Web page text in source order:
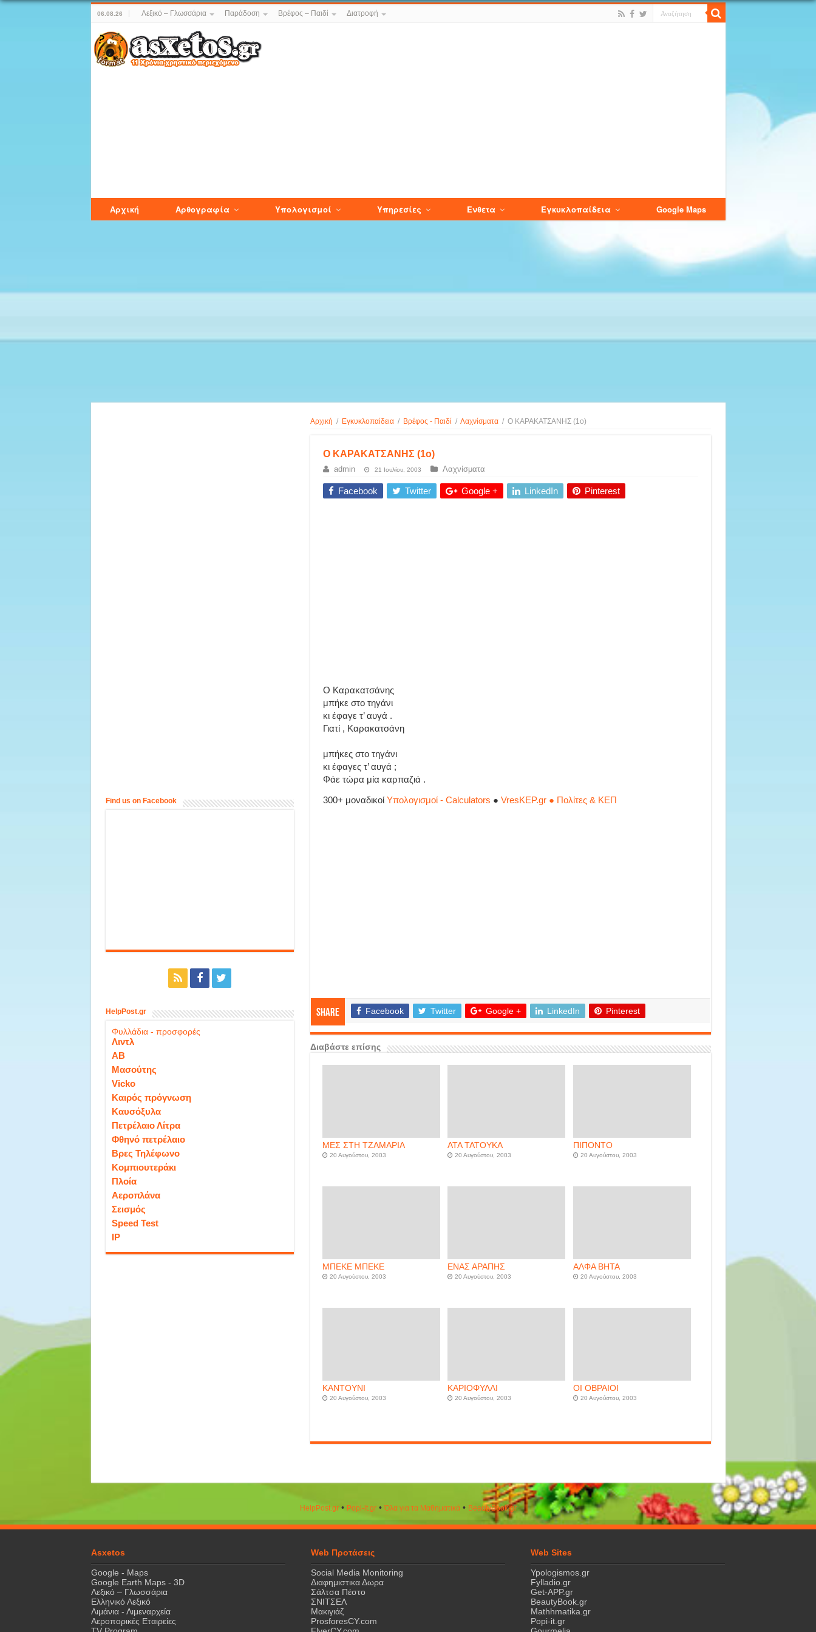
06.08.26 Λεξικό – Γλωσσάρια Παράδοση Βρέφος – Παιδί Διατροφή
Αρχική Αρθογραφία Υπολογισμοί Υπηρεσίες Ενθετα Εγκυκλοπαίδεια Google Maps
Αρχική / Εγκυκλοπαίδεια / Βρέφος - Παιδί / Λαχνίσματα / Ο ΚΑΡΑΚΑΤΣΑΝΗΣ (1ο)
Ο ΚΑΡΑΚΑΤΣΑΝΗΣ (1ο)
admin 21 Ιουλίου, 2003 Λαχνίσματα
Facebook Twitter Google + LinkedIn Pinterest
Ο Καρακατσάνης
μπήκε στο τηγάνι
κι έφαγε τ’ αυγά .
Γιατί , Καρακατσάνη
μπήκες στο τηγάνι
κι έφαγες τ’ αυγά ;
Φάε τώρα μία καρπαζιά .
300+ μοναδικοί Υπολογισμοί - Calculators ● VresKEP.gr ● Πολίτες & ΚΕΠ
Share Facebook Twitter Google + LinkedIn Pinterest
Διαβάστε επίσης
ΜΕΣ ΣΤΗ ΤΖΑΜΑΡΙΑ
20 Αυγούστου, 2003
ΑΤΑ ΤΑΤΟΥΚΑ
20 Αυγούστου, 2003
ΠΙΠΟΝΤΟ
20 Αυγούστου, 2003
ΜΠΕΚΕ ΜΠΕΚΕ
20 Αυγούστου, 2003
ΕΝΑΣ ΑΡΑΠΗΣ
20 Αυγούστου, 2003
ΑΛΦΑ ΒΗΤΑ
20 Αυγούστου, 2003
ΚΑΝΤΟΥΝΙ
20 Αυγούστου, 2003
ΚΑΡΙΟΦΥΛΛΙ
20 Αυγούστου, 2003
ΟΙ ΟΒΡΑΙΟΙ
20 Αυγούστου, 2003
Find us on Facebook
HelpPost.gr
Φυλλάδια - προσφορές
Λιντλ
ΑΒ
Μασούτης
Vicko
Καιρός πρόγνωση
Καυσόξυλα
Πετρέλαιο Λίτρα
Φθηνό πετρέλαιο
Βρες Τηλέφωνο
Κομπιουτεράκι
Πλοία
Αεροπλάνα
Σεισμός
Speed Test
IP
HelpPost.gr• Popi-it.gr•Όλα για τα Μαθηματικά• ΒeautyΒook.gr
Asxetos
Google - Maps
Google Earth Maps - 3D
Λεξικό – Γλωσσάρια
Ελληνικό Λεξικό
Λιμάνια - Λιμεναρχεία
Αεροπορικές Εταιρείες
Web Προτάσεις
Social Media Monitoring
Διαφημιστικα Δωρα
Σάλτσα Πέστο
ΣΝΙΤΣΕΛ
Μακιγιάζ
ProsforesCY.com
Web Sites
Ypologismos.gr
Fylladio.gr
Get-APP.gr
BeautyBook.gr
Mathhmatika.gr
Popi-it.gr